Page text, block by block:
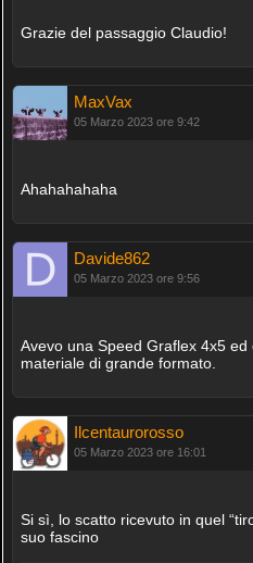
Grazie del passaggio Claudio!
MaxVax
05 Marzo 2023 ore 9:42
Ahahahahaha
Davide862
05 Marzo 2023 ore 9:56
Avevo una Speed Graflex 4x5
materiale di grande formato.
Ilcentaurorosso
05 Marzo 2023 ore 16:01
Si sì, lo scatto ricevuto in quel
suo fascino